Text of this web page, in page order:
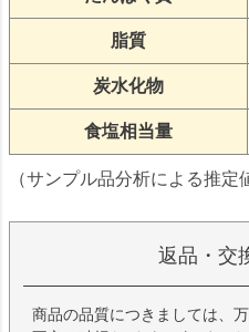
脂質
炭水化物
食塩相当量
（サンプル品分析による推定
返品・交
商品の品質につきましては、